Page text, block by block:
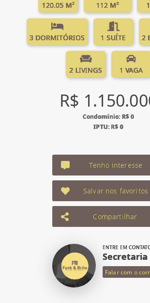
120.05 M² 112 M²
3 DORMITÓRIOS 1 SUÍTE 2
2 LIVINGS 1 VAGA
R$
Condomínio: R$ 0
IPTU: R$ 0
Tenho interesse
Salvar nos favoritos
Compartilhar
ENTRE EM
Secretaria
Falar com o